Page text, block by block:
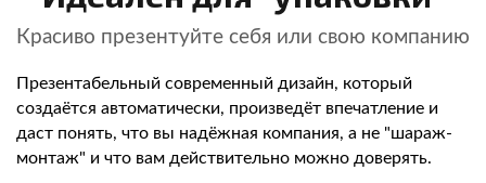
Красиво презентуйте себя или свою компанию
Презентабельный современный дизайн, который
создаётся автоматически, произведёт впечатление и
даст понять, что вы надёжная компания, а не "шараж-
монтаж" и что вам действительно можно доверять.